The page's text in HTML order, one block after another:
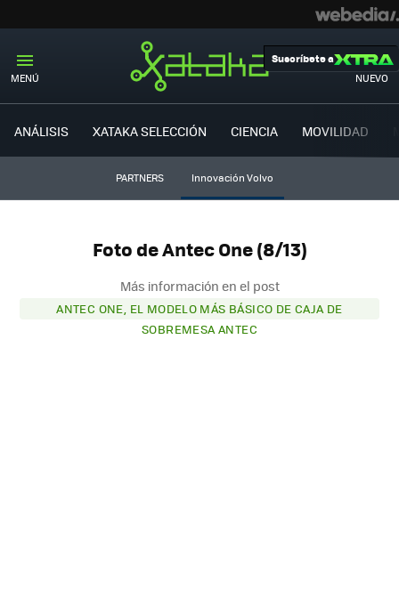
MENÚ NUEVO
Suscríbete a
ANÁLISIS XATAKA SELECCIÓN CIENCIA MOVILIDAD
PARTNERS Innovación Volvo
Foto de Antec One (8/13)
Más información en el post
ANTEC ONE, EL MODELO MÁS BÁSICO DE CAJA DE
SOBREMESA ANTEC